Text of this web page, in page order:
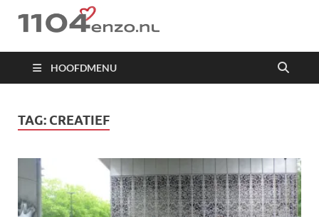
1104 en zo
HOOFDMENU
TAG: CREATIEF